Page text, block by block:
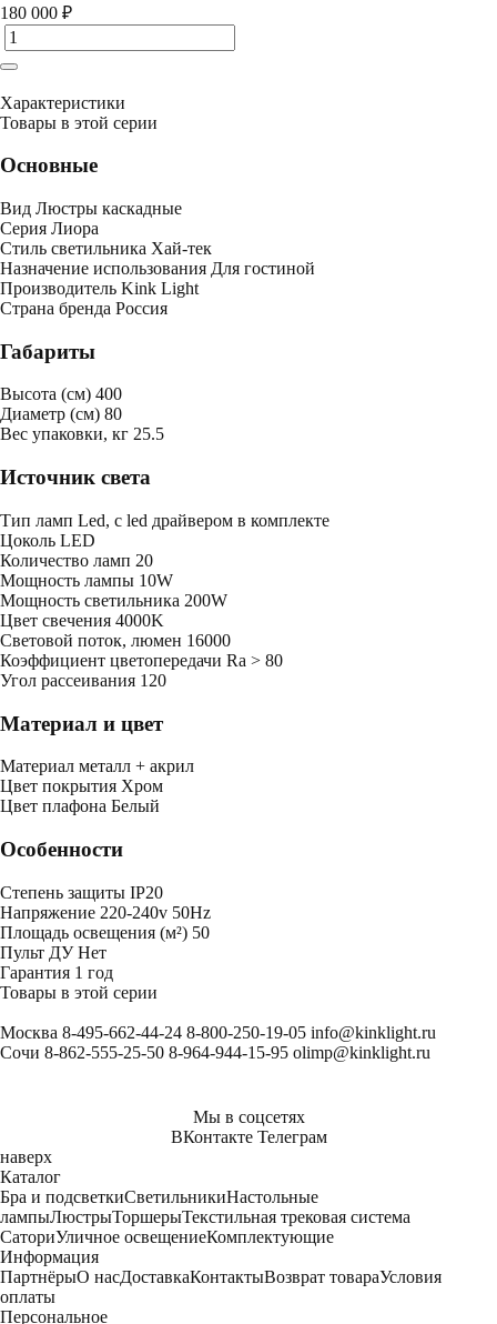
180 000 ₽
Характеристики
Товары в этой серии
Основные
Вид Люстры каскадные
Серия Лиора
Стиль светильника Хай-тек
Назначение использования Для гостиной
Производитель Kink Light
Страна бренда Россия
Габариты
Высота (см) 400
Диаметр (см) 80
Bес упаковки, кг 25.5
Источник света
Тип ламп Led, с led драйвером в комплекте
Цоколь LED
Количество ламп 20
Мощность лампы 10W
Мощность светильника 200W
Цвет свечения 4000K
Световой поток, люмен 16000
Коэффициент цветопередачи Ra > 80
Угол рассеивания 120
Материал и цвет
Mатериал металл + акрил
Цвет покрытия Хром
Цвет плафона Белый
Особенности
Степень защиты IP20
Напряжение 220-240v 50Hz
Площадь освещения (м²) 50
Пульт ДУНет
Гарантия 1 год
Товары в этой серии
Москва 8-495-662-44-24 8-800-250-19-05 info@kinklight.ru
Сочи 8-862-555-25-50 8-964-944-15-95 olimp@kinklight.ru
Мы в соцсетях
ВКонтакте Телеграм
наверх
Каталог
Бра и подсветкиСветильникиНастольные
лампыЛюстрыТоршерыТекстильная трековая система
СаториУличное освещениеКомплектующие
Информация
ПартнёрыО насДоставкаКонтактыВозврат товараУсловия
оплаты
Персональное